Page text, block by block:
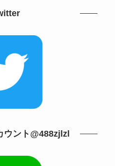
ウント@488zjlzl